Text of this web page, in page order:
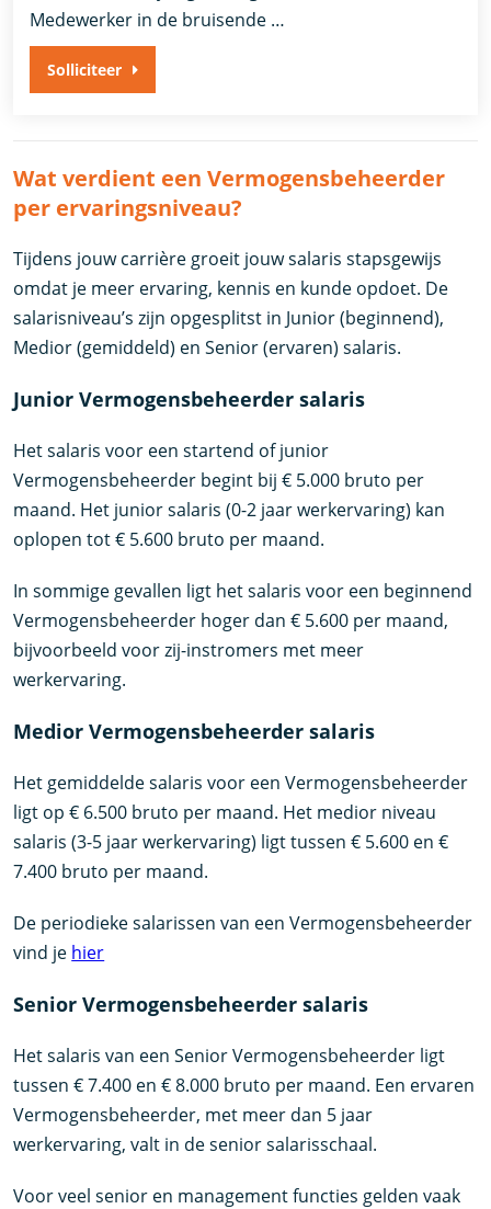
Medewerker in de bruisende …
Solliciteer
Wat verdient een Vermogensbeheerder
per ervaringsniveau?
Tijdens jouw carrière groeit jouw salaris stapsgewijs
omdat je meer ervaring, kennis en kunde opdoet. De
salarisniveau’s zijn opgesplitst in Junior (beginnend),
Medior (gemiddeld) en Senior (ervaren) salaris.
Junior Vermogensbeheerder salaris
Het salaris voor een startend of junior
Vermogensbeheerder begint bij € 5.000 bruto per
maand. Het junior salaris (0-2 jaar werkervaring) kan
oplopen tot € 5.600 bruto per maand.
In sommige gevallen ligt het salaris voor een beginnend
Vermogensbeheerder hoger dan € 5.600 per maand,
bijvoorbeeld voor zij-instromers met meer
werkervaring.
Medior Vermogensbeheerder salaris
Het gemiddelde salaris voor een Vermogensbeheerder
ligt op € 6.500 bruto per maand. Het medior niveau
salaris (3-5 jaar werkervaring) ligt tussen € 5.600 en €
7.400 bruto per maand.
De periodieke salarissen van een Vermogensbeheerder
vind je hier
Senior Vermogensbeheerder salaris
Het salaris van een Senior Vermogensbeheerder ligt
tussen € 7.400 en € 8.000 bruto per maand. Een ervaren
Vermogensbeheerder, met meer dan 5 jaar
werkervaring, valt in de senior salarisschaal.
Voor veel senior en management functies gelden vaak